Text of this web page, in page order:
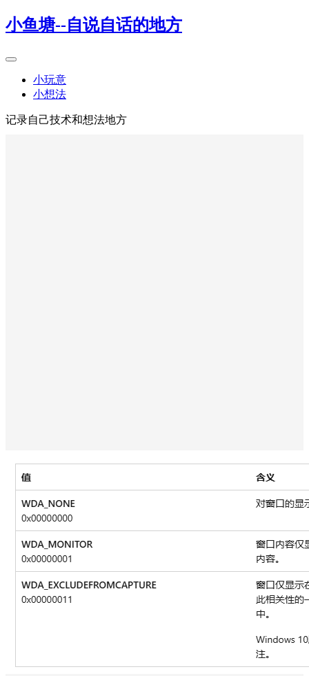
小鱼塘--自说自话的地方
小玩意
小想法
记录自己技术和想法地方